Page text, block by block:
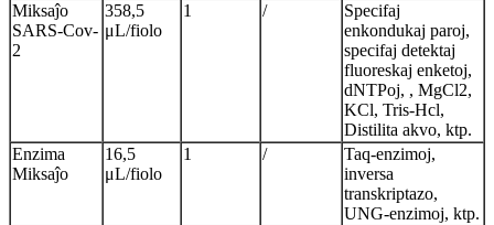
Miksaĵo
SARS-Cov-
2
358,5
μL/fiolo
1 /
Specifaj
enkondukaj paroj,
specifaj detektaj
fluoreskaj enketoj,
dNTPoj, , MgCl2,
KCl, Tris-Hcl,
Distilita akvo, ktp.
Enzima
Miksaĵo
16,5
μL/fiolo
1 /
Taq-enzimoj,
inversa
transkriptazo,
UNG-enzimoj, ktp.